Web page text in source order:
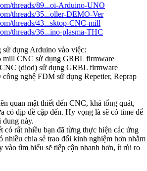
threads/89...oi-Arduino-UNO
threads/35...oller-DEMO-Ver
threads/43...sktop-CNC-mill
threads/36...ino-plasma-THC
dụng Arduino vào việc:
mill CNC sử dụng GRBL firmware
(diod) sử dụng GRBL firmware
nghệ FDM sử dụng Repetier, Reprap
quan mật thiết đến CNC, khá tổng quát,
có dịp đề cập đến. Hy vọng là sẽ có time để
dung này.
có rất nhiều bạn đã từng thực hiện các ứng
nhiều chia sẻ trao đổi kinh nghiệm hơn nhằm
vào tìm hiểu sẽ tiếp cận nhanh hơn, ít rủi ro